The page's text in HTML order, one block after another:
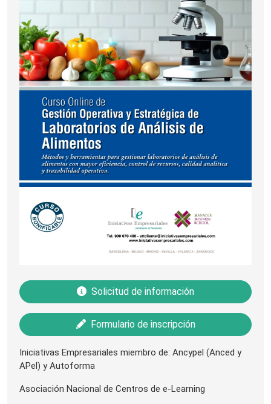
Solicitud de información
Formulario de inscripción
Iniciativas Empresariales miembro de: Ancypel (Anced y
APel) y Autoforma
Asociación Nacional de Centros de e-Learning